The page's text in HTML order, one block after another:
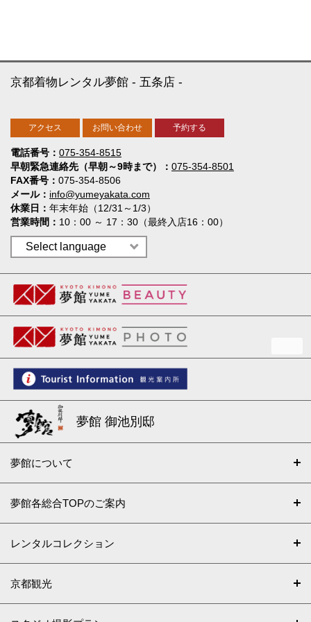
電話番号
075-354-8515
早朝緊急連絡先（早朝～9時まで）
075-354-8501
FAX番号
075-354-8506
メール
info@yumeyakata.com
休業日
年末年始（12/31～1/3）
営業時間
10：00 ～ 17：30（最終入店16：00）
京都着物レンタル夢館 五条店
アクセス お問い合わせ 予約する
夢館 御池別邸
夢館について
夢館各総合TOPのご案内
レンタルコレクション
京都観光